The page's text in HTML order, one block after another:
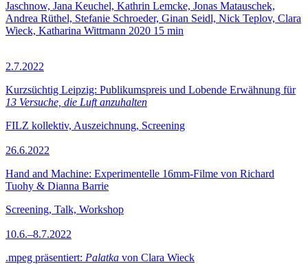
Jaschnow, Jana Keuchel, Kathrin Lemcke, Jonas Matauschek,
Andrea Rüthel, Stefanie Schroeder, Ginan Seidl, Nick Teplov, Clara
Wieck, Katharina Wittmann 2020 15 min
2.7.2022
Kurzsüchtig Leipzig: Publikumspreis und Lobende Erwähnung für
13 Versuche, die Luft anzuhalten
FILZ kollektiv, Auszeichnung, Screening
26.6.2022
Hand and Machine: Experimentelle 16mm-Filme von Richard
Tuohy & Dianna Barrie
Screening, Talk, Workshop
10.6.–8.7.2022
.mpeg präsentiert: Palatka von Clara Wieck